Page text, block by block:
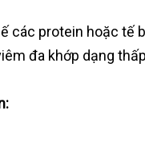
các protein hoặc tế
đa khớp dạng